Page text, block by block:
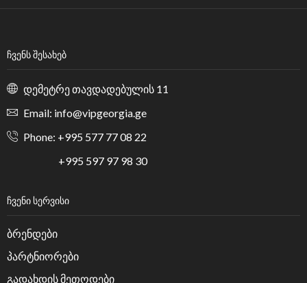
ᲩᲕᲔᲜᲡ ᲨᲔᲡᲐᲮᲔᲑ
დემეტრე თავდადებულის 11
Email: info@vipgeorgia.ge
Phone: +995 577 77 08 22
+995 597 97 98 30
ᲩᲕᲔᲜᲘ ᲡᲔᲠᲕᲘᲡᲘ
ბრენდები
პარტნიორები
გადახდის მეთოდები